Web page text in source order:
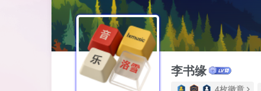
李书缘
4枚徽章